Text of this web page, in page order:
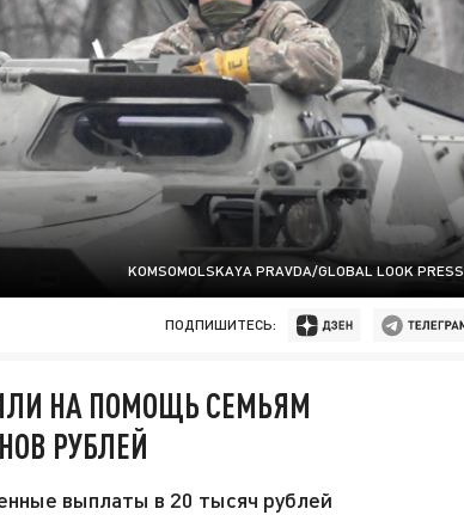
KOMSOMOLSKAYA PRAVDA/GLOBAL LOOK PRESS
ПОДПИШИТЕСЬ:
НА ПОМОЩЬ СЕМЬЯМ
РУБЛЕЙ
выплаты в 20 тысяч рублей